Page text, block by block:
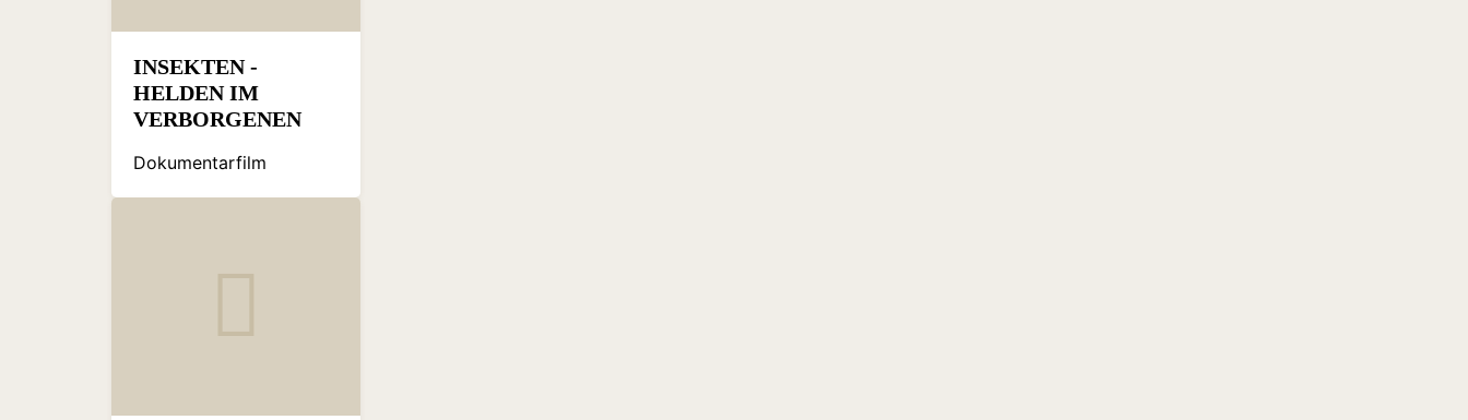
INSEKTEN -
HELDEN IM
VERBORGENEN
Dokumentarfilm